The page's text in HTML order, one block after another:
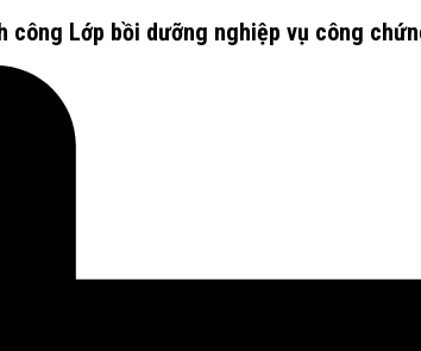
Lớp bồi dưỡng nghiệp vụ công